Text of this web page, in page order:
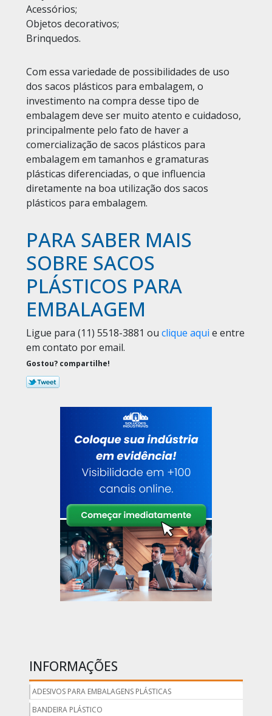
Acessórios;
Objetos decorativos;
Brinquedos.
Com essa variedade de possibilidades de uso
dos sacos plásticos para embalagem, o
investimento na compra desse tipo de
embalagem deve ser muito atento e cuidadoso,
principalmente pelo fato de haver a
comercialização de sacos plásticos para
embalagem em tamanhos e gramaturas
plásticas diferenciadas, o que influencia
diretamente na boa utilização dos sacos
plásticos para embalagem.
PARA SABER MAIS
SOBRE SACOS
PLÁSTICOS PARA
EMBALAGEM
Ligue para (11) 5518-3881 ou clique aqui e entre
em contato por email.
Gostou? compartilhe!
INFORMAÇÕES
ADESIVOS PARA EMBALAGENS PLÁSTICAS
BANDEIRA PLÁSTICO